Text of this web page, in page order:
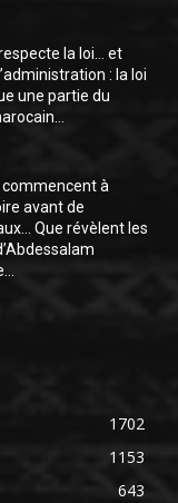
la loi… et
: la loi
une partie du
à
avant de
Que révèlent les
1702
1153
643